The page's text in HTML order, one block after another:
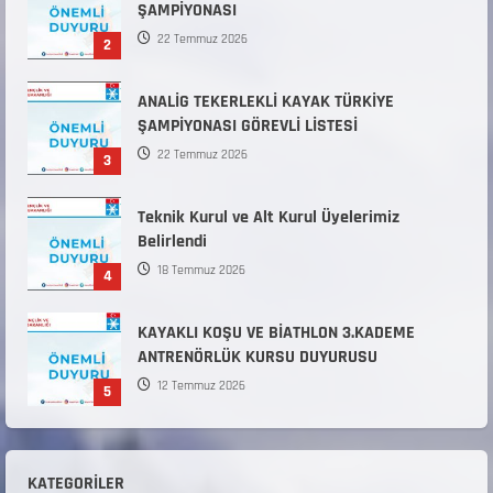
2
ŞAMPİYONASI
22 Temmuz 2026
3
ANALİG TEKERLEKLİ KAYAK TÜRKİYE
ŞAMPİYONASI GÖREVLİ LİSTESİ
22 Temmuz 2026
4
Teknik Kurul ve Alt Kurul Üyelerimiz
Belirlendi
18 Temmuz 2026
5
KAYAKLI KOŞU VE BİATHLON 3.KADEME
ANTRENÖRLÜK KURSU DUYURUSU
12 Temmuz 2026
Millî Savunma Bakanlığı Kara, Deniz ve Hava
KATEGORILER